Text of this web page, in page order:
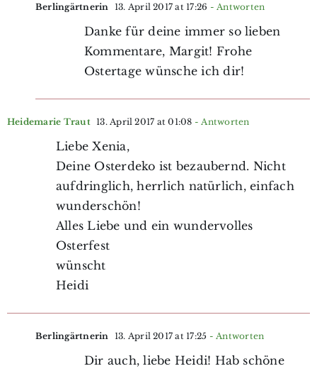
Berlingärtnerin 13. April 2017 at 17:26 - Antworten
Danke für deine immer so lieben
Kommentare, Margit! Frohe
Ostertage wünsche ich dir!
Heidemarie Traut 13. April 2017 at 01:08 - Antworten
Liebe Xenia,
Deine Osterdeko ist bezaubernd. Nicht
aufdringlich, herrlich natürlich, einfach
wunderschön!
Alles Liebe und ein wundervolles
Osterfest
wünscht
Heidi
Berlingärtnerin 13. April 2017 at 17:25 - Antworten
Dir auch, liebe Heidi! Hab schöne